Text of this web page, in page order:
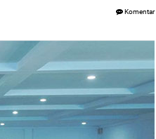
Komentar